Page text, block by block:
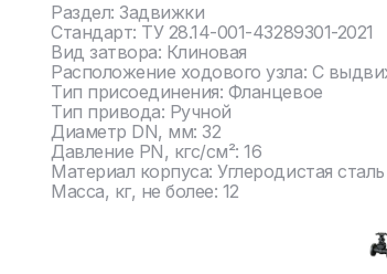
Раздел: Задвижки
Стандарт: ТУ 28.14-001-43289301-2021
Вид затвора: Клиновая
Расположение ходового узла: С
Тип присоединения: Фланцевое
Тип привода: Ручной
Диаметр DN, мм: 32
Давление PN, кгс/см²: 16
Материал корпуса: Углеродистая сталь
Масса, кг, не более: 12